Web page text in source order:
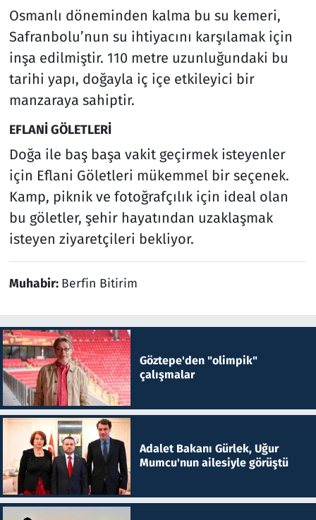
Osmanlı döneminden kalma bu su kemeri,
Safranbolu’nun su ihtiyacını karşılamak için
inşa edilmiştir. 110 metre uzunluğundaki bu
tarihi yapı, doğayla iç içe etkileyici bir
manzaraya sahiptir.
EFLANİ GÖLETLERİ
Doğa ile baş başa vakit geçirmek isteyenler
için Eflani Göletleri mükemmel bir seçenek.
Kamp, piknik ve fotoğrafçılık için ideal olan
bu göletler, şehir hayatından uzaklaşmak
isteyen ziyaretçileri bekliyor.
Muhabir: Berfin Bitirim
Göztepe'den "olimpik"
çalışmalar
Adalet Bakanı Gürlek, Uğur
Mumcu'nun ailesiyle görüştü